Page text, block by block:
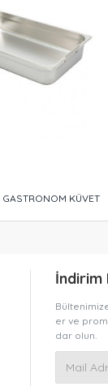
GASTRONOM KÜVET
İndirim
er ve
dar olun.